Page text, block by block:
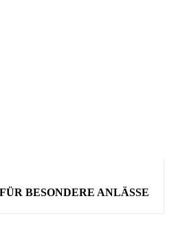
BESONDERE ANLÄSSE